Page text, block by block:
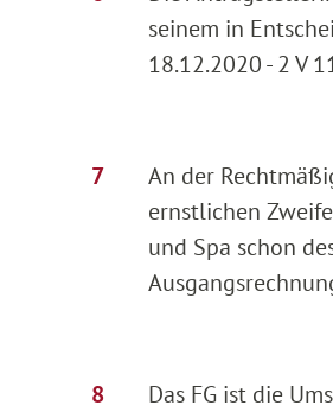
seinem in
18.12.2020 - 2 V
An der
ernstlichen
und Spa schon
Das FG ist die